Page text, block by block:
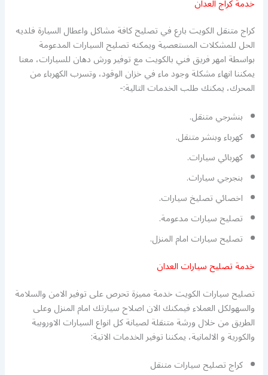
كراج متنقل الكويت بارع في تصليح كافة مشاكل واعطال السيارة فلديه
الحل للمشكلات المستعصية ويمكنه تصليح السيارات المدعومة
بواسطة امهر فريق فني بالكويت مع توفير ورش دهان للسيارات، معنا
يمكننا انهاء مشكلة وجود ماء في خزان الوقود، وتسرب الكهرباء من
المحرك، يمكنك طلب الخدمات التالية:-
بنشرجي متنقل.
كهرباء وبنشر متنقل.
كهربائي سيارات.
بنجرجي سيارات.
اخصائي تصليخ سيارات.
تصليح سيارات مدعومة.
تصليح سيارات امام المنزل.
خدمة تصليح سيارات العدان
تصليح سيارات الكويت خدمة مميزة تحرص على توفير الامن والسلامة
والسهولكل العملاء فيمكنك الان اصلاح سيارتك امام المنزل وعلى
الطريق من خلال ورشة متنقلة لصيانة كل انواع السيارات الاوروبية
والكورية و الالمانية، يمكننا توفير الخدمات الاتية:
كراج تصليح سيارات متنقل